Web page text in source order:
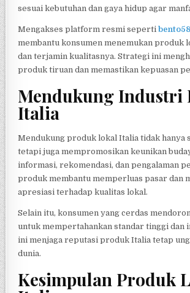
sesuai kebutuhan dan gaya hidup agar
Mengakses platform resmi seperti
membantu konsumen menemukan produk
dan terjamin kualitasnya. Strategi ini
produk tiruan dan memastikan kepuasan
Mendukung Industri
Italia
Mendukung produk lokal Italia tidak hanya
tetapi juga mempromosikan keunikan
informasi, rekomendasi, dan pengalaman
produk membantu memperluas pasar dan
apresiasi terhadap kualitas lokal.
Selain itu, konsumen yang cerdas
untuk mempertahankan standar tinggi dan
ini menjaga reputasi produk Italia tetap
dunia.
Kesimpulan Produk